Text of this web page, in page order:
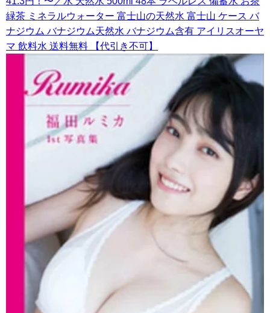
緑茶 ミネラルウォーター 富士山の天然水 富士山 ケース バ
ナジウム バナジウム天然水 バナジウム含有 アイリスオーヤ
マ 飲料水 送料無料 【代引き不可】